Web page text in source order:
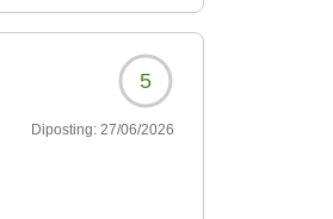
5
Diposting: 27/06/2026